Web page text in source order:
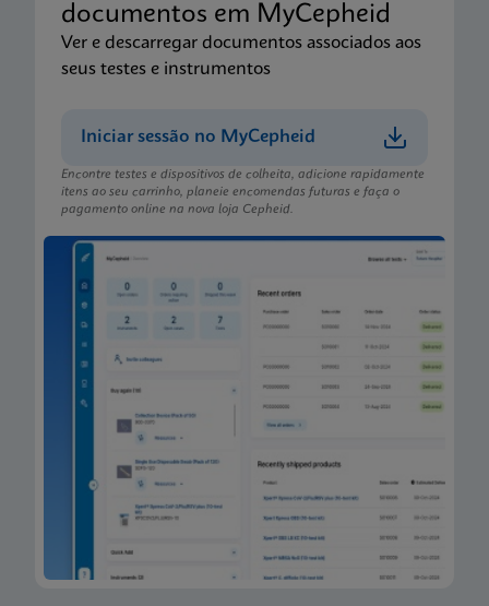
documentos em MyCepheid
Ver e descarregar documentos associados aos
seus testes e instrumentos
Iniciar sessão no MyCepheid
Encontre testes e dispositivos de colheita, adicione rapidamente
itens ao seu carrinho, planeie encomendas futuras e faça o
pagamento online na nova loja Cepheid.